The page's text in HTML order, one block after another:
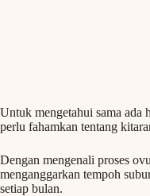
Untuk mengetahui sama ada
perlu fahamkan tentang
Dengan mengenali proses
menganggarkan tempoh
setiap bulan.